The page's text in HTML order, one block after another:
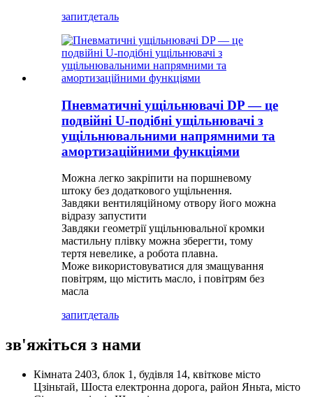
запитдеталь
Пневматичні ущільнювачі DP — це
подвійні U-подібні ущільнювачі з
ущільнювальними напрямними та
амортизаційними функціями
Можна легко закріпити на поршневому
штоку без додаткового ущільнення.
Завдяки вентиляційному отвору його можна
відразу запустити
Завдяки геометрії ущільнювальної кромки
мастильну плівку можна зберегти, тому
тертя невелике, а робота плавна.
Може використовуватися для змащування
повітрям, що містить масло, і повітрям без
масла
запитдеталь
зв'яжіться з нами
Кімната 2403, блок 1, будівля 14, квіткове місто
Цзіньтай, Шоста електронна дорога, район Яньта, місто